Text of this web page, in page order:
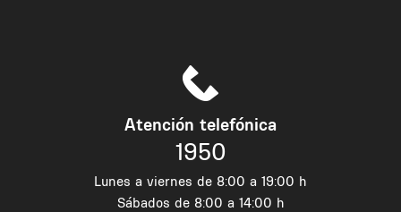
Atención telefónica
1950
Lunes a viernes de 8:00 a 19:00 h
Sábados de 8:00 a 14:00 h